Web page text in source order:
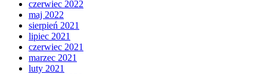
czerwiec 2022
maj 2022
sierpień 2021
lipiec 2021
czerwiec 2021
marzec 2021
luty 2021